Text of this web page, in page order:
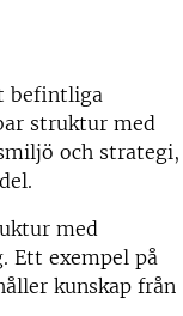
befintliga
struktur med
och strategi,
med
Ett exempel på
kunskap från